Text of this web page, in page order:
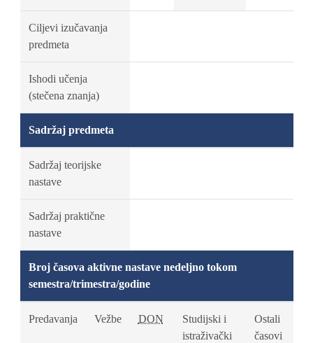
Ciljevi izučavanja
predmeta
Ishodi učenja
(stečena znanja)
Sadržaj predmeta
Sadržaj teorijske
nastave
Sadržaj praktične
nastave
Broj časova aktivne nastave nedeljno tokom
semestra/trimestra/godine
Predavanja Vežbe DON
Studijski i
istraživački
Ostali
časovi